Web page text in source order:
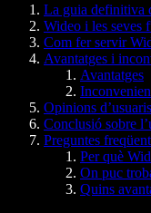
La guia definitiva
Wideo i les seves
Com fer servir
Avantatges i
Avantatges
Opinions
Conclusió sobre
Preguntes
Per què
On puc
Quins